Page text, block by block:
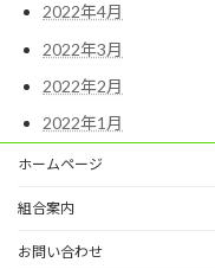
2022年4月
2022年3月
2022年2月
2022年1月
ホームページ
組合案内
お問い合わせ